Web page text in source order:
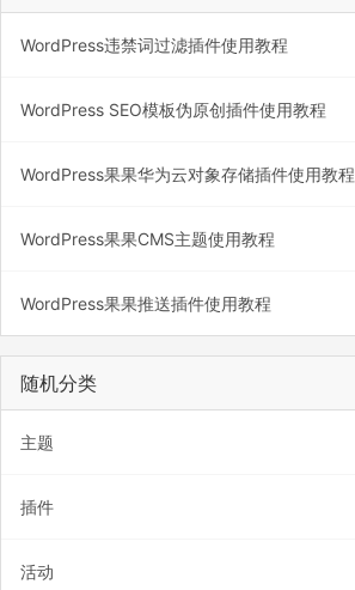
WordPress违禁词过滤插件使用教程
WordPress SEO模板伪原创插件使用教程
WordPress果果华为云对象存储插件使用教程
WordPress果果CMS主题使用教程
WordPress果果推送插件使用教程
随机分类
主题
插件
活动